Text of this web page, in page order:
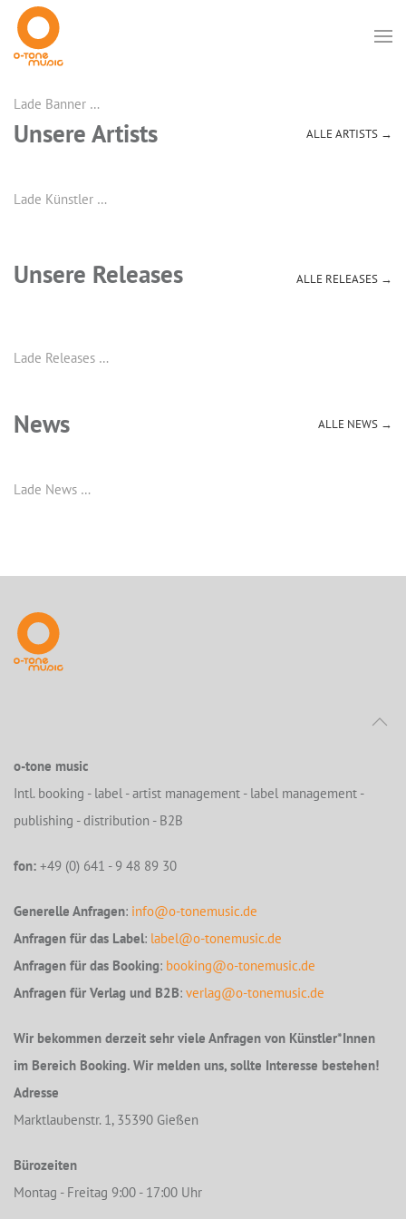
Lade Banner …
Unsere Artists ALLE ARTISTS →
Lade Künstler …
Unsere Releases ALLE RELEASES →
Lade Releases …
News ALLE NEWS →
Lade News …
o-tone music
Intl. booking - label - artist management - label management -
publishing - distribution - B2B
fon: +49 (0) 641 - 9 48 89 30
Generelle Anfragen: info@o-tonemusic.de
Anfragen für das Label: label@o-tonemusic.de
Anfragen für das Booking: booking@o-tonemusic.de
Anfragen für Verlag und B2B: verlag@o-tonemusic.de
Wir bekommen derzeit sehr viele Anfragen von Künstler*Innen
im Bereich Booking. Wir melden uns, sollte Interesse bestehen!
Adresse
Marktlaubenstr. 1, 35390 Gießen
Bürozeiten
Montag - Freitag 9:00 - 17:00 Uhr